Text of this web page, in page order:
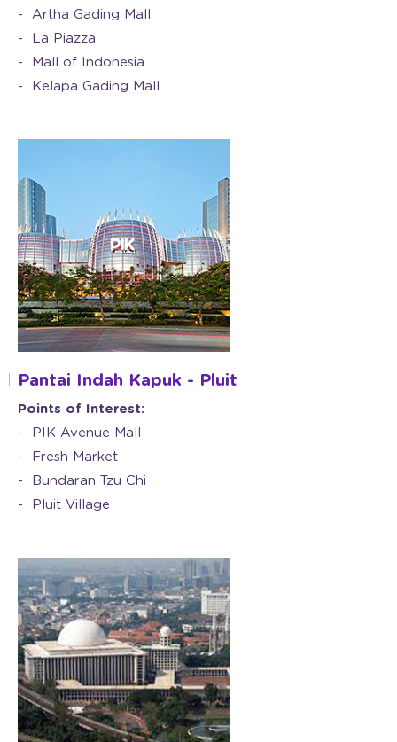
Artha Gading Mall
La Piazza
Mall of Indonesia
Kelapa Gading Mall
Pantai Indah Kapuk - Pluit
Points of Interest:
PIK Avenue Mall
Fresh Market
Bundaran Tzu Chi
Pluit Village